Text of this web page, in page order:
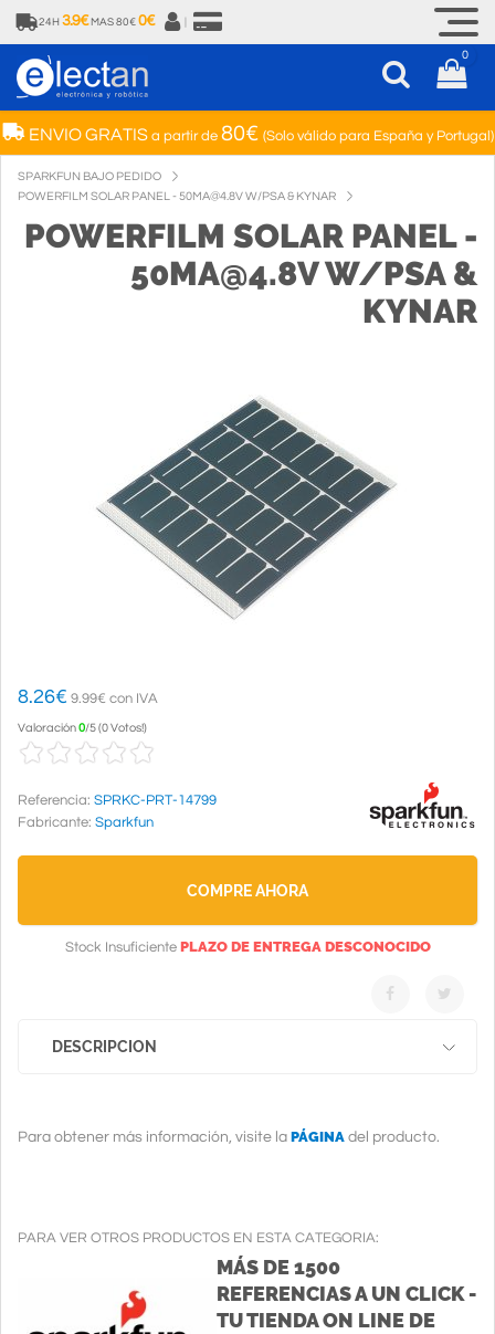
24H 3.9€ MAS 80€ 0€
0
ENVIO GRATISa partir de 80€ (Solo válido para España y Portugal)
SPARKFUN BAJO PEDIDO
POWERFILM SOLAR PANEL - 50MA@4.8V W/PSA & KYNAR
POWERFILM SOLAR PANEL -
50MA@4.8V W/PSA &
KYNAR
8.26€ 9.99€ con IVA
Valoración0/5(0 Votos!)
Referencia: SPRKC-PRT-14799
Fabricante: Sparkfun
COMPRE AHORA
Stock Insuficiente PLAZO DE ENTREGA DESCONOCIDO
DESCRIPCION
Para obtener más información, visite la PÁGINA del producto.
PARA VER OTROS PRODUCTOS EN ESTA CATEGORIA:
MÁS DE 1500
REFERENCIAS A UN CLICK -
TU TIENDA ON LINE DE